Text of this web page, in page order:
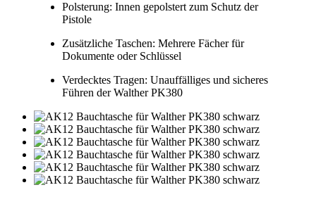
Polsterung: Innen gepolstert zum Schutz der
Pistole
Zusätzliche Taschen: Mehrere Fächer für
Dokumente oder Schlüssel
Verdecktes Tragen: Unauffälliges und sicheres
Führen der Walther PK380